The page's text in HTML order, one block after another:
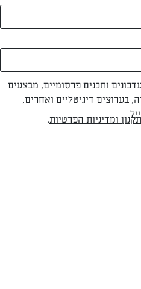
ותכנים פרסומיים, מבצעים
בערוצים דיגיטליים ואחרים,
ומדיניות הפרטיות.